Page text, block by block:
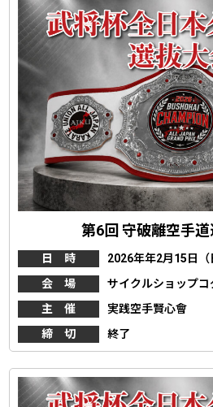
第6回 守破離空手
日 時
2026年年2月15日（
会 場
サイクルショップ
主 催
実践空手賢心會
締 切
終了